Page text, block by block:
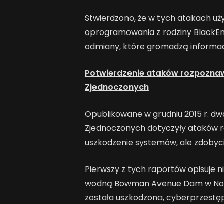
Stwierdzono, że w tych atakach
oprogramowania z rodziny
odmiany, które gromadzą
Potwierdzenie ataków
Zjednoczonych
Opublikowane w grudniu 2015 r.
Zjednoczonych dotyczyły ataków
uszkodzenie systemów, ale
Pierwszy z tych raportów opisuje
wodną Bowman Avenue Dam w
została uszkodzona,